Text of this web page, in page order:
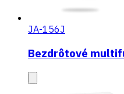
JA-156J
Bezdrôtové